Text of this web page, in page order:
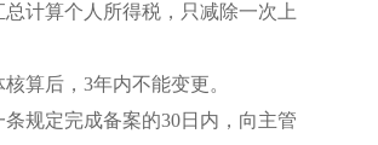
计算个人所得税，只减除一次上
算后，3年内不能变更。
规定完成备案的30日内，向主管